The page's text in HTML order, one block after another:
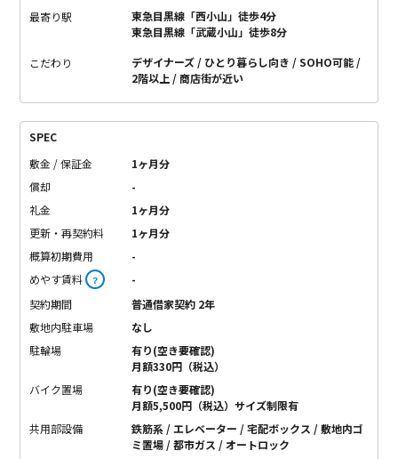
最寄り駅
東急目黒線「西小山」徒歩4分
東急目黒線「武蔵小山」徒歩8分
こだわり デザイナーズ ひとり暮らし向き
SOHO可能
2階以上
商店街が近い
SPEC
敷金 / 保証金
1ヶ月分
償却
-
礼金
1ヶ月分
更新・再契約料
1ヶ月分
概算初期費用
-
めやす賃料 ？
-
契約期間
普通借家契約 2年
敷地内駐車場
なし
駐輪場
有り(空き要確認)
月額330円（税込）
バイク置場
有り(空き要確認)
月額5,500円（税込）サイズ制限有
共用部設備
鉄筋系 / エレベーター / 宅配ボックス / 敷地内ゴ
ミ置場 / 都市ガス / オートロック